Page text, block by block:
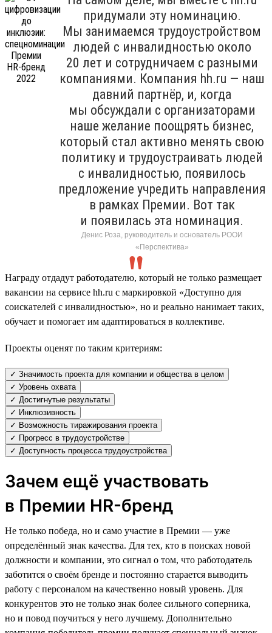
придумали эту номинацию.
Мы занимаемся трудоустройством
людей с инвалидностью около
20 лет и сотрудничаем с разными
компаниями. Компания hh.ru — наш
давний партнёр, и, когда
мы обсуждали с организаторами
наше желание поощрять бизнес,
который стал активно менять свою
политику и трудоустраивать людей
с инвалидностью, появилось
предложение учредить направления
в рамках Премии. Вот так
и появилась эта номинация.
Денис Роза, руководитель и основатель РООИ
«Перспектива»
Награду отдадут работодателю, который не только размещает
вакансии на сервисе hh.ru с маркировкой «Доступно для
соискателей с инвалидностью», но и реально нанимает таких,
обучает и помогает им адаптироваться в коллективе.
Проекты оценят по таким критериям:
✓ Значимость проекта для компании и общества в целом
✓ Уровень охвата
✓ Достигнутые результаты
✓ Инклюзивность
✓ Возможность тиражирования проекта
✓ Прогресс в трудоустройстве
✓ Доступность процесса трудоустройства
Зачем ещё участвовать
в Премии HR-бренд
Не только победа, но и само участие в Премии — уже
определённый знак качества. Для тех, кто в поисках новой
должности и компании, это сигнал о том, что работодатель
заботится о своём бренде и постоянно старается выводить
работу с персоналом на качественно новый уровень. Для
конкурентов это не только знак более сильного соперника,
но и повод поучиться у него лучшему. Дополнительно